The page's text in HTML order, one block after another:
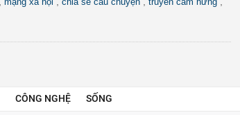
CÔNG NGHỆ SỐNG